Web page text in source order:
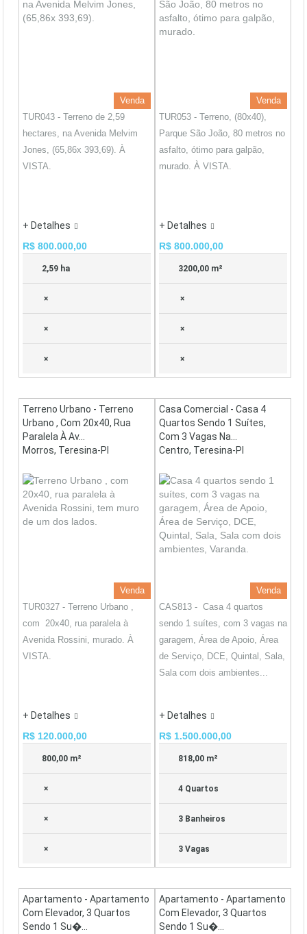
Venda
TUR043 - Terreno de 2,59
hectares, na Avenida Melvim
Jones, (65,86x 393,69). À
VISTA.
+ Detalhes
R$ 800.000,00
2,59 ha
×
×
×
Venda
TUR053 - Terreno, (80x40),
Parque São João, 80 metros no
asfalto, ótimo para galpão,
murado. À VISTA.
+ Detalhes
R$ 800.000,00
3200,00 m²
×
×
×
Terreno Urbano - Terreno
Urbano , Com 20x40, Rua
Paralela À Av...
Morros, Teresina-PI
Venda
TUR0327 - Terreno Urbano ,
com 20x40, rua paralela à
Avenida Rossini, murado. À
VISTA.
+ Detalhes
R$ 120.000,00
800,00 m²
×
×
×
Casa Comercial - Casa 4
Quartos Sendo 1 Suítes,
Com 3 Vagas Na...
Centro, Teresina-PI
Venda
CAS813 - Casa 4 quartos
sendo 1 suítes, com 3 vagas na
garagem, Área de Apoio, Área
de Serviço, DCE, Quintal, Sala,
Sala com dois ambientes...
+ Detalhes
R$ 1.500.000,00
818,00 m²
4 Quartos
3 Banheiros
3 Vagas
Apartamento - Apartamento
Com Elevador, 3 Quartos
Sendo 1 Su�...
Apartamento - Apartamento
Com Elevador, 3 Quartos
Sendo 1 Su�...